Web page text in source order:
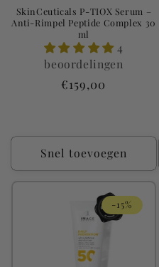
SkinCeuticals P-TIOX Serum –
Anti-Rimpel Peptide Complex 30
ml
4
beoordelingen
Normale
€159,00
Snel toevoegen
-15%